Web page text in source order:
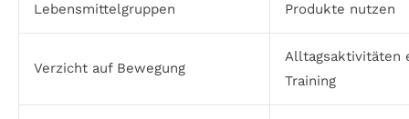
Lebensmittelgruppen
Produkte nutzen
Verzicht auf Bewegung
Alltagsaktivitäten
Training